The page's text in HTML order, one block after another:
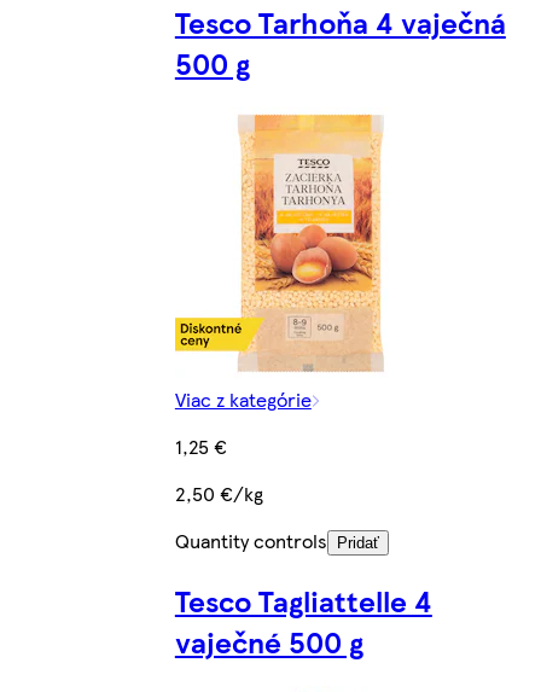
Tesco Tarhoňa 4 vaječná
500 g
Viac z kategórie
1,25 €
2,50 €/kg
Quantity controls
Pridať
Tesco Tagliattelle 4
vaječné 500 g